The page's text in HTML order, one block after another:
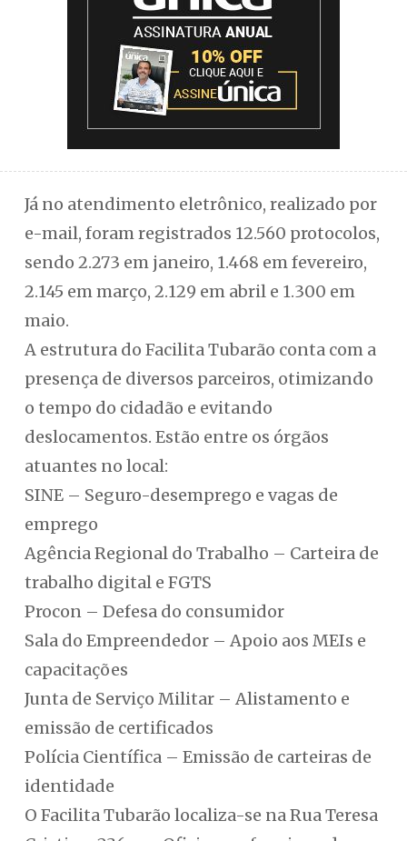
Já no atendimento eletrônico, realizado por
e-mail, foram registrados 12.560 protocolos,
sendo 2.273 em janeiro, 1.468 em fevereiro,
2.145 em março, 2.129 em abril e 1.300 em
maio.
A estrutura do Facilita Tubarão conta com a
presença de diversos parceiros, otimizando
o tempo do cidadão e evitando
deslocamentos. Estão entre os órgãos
atuantes no local:
SINE – Seguro-desemprego e vagas de
emprego
Agência Regional do Trabalho – Carteira de
trabalho digital e FGTS
Procon – Defesa do consumidor
Sala do Empreendedor – Apoio aos MEIs e
capacitações
Junta de Serviço Militar – Alistamento e
emissão de certificados
Polícia Científica – Emissão de carteiras de
identidade
O Facilita Tubarão localiza-se na Rua Teresa